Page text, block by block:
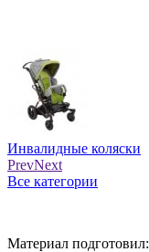
Инвалидные коляски
PrevNext
Все категории
Материал подготовил: